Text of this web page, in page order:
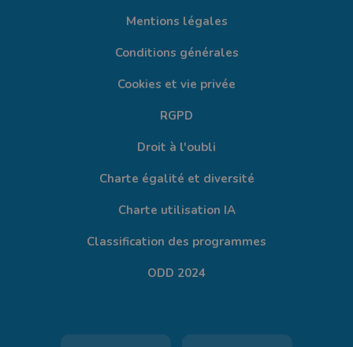
Mentions légales
Conditions générales
Cookies et vie privée
RGPD
Droit à l'oubli
Charte égalité et diversité
Charte utilisation IA
Classification des programmes
ODD 2024